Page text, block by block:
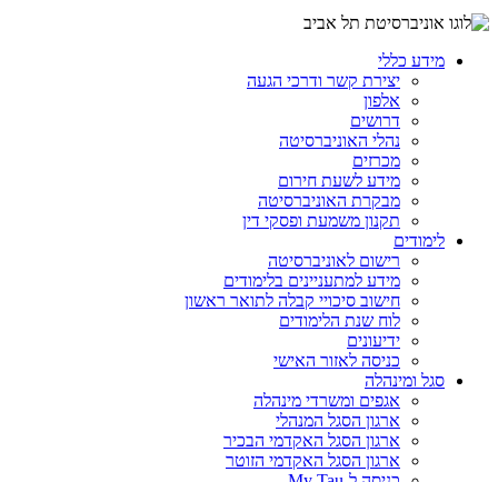
מידע כללי
יצירת קשר ודרכי הגעה
אלפון
דרושים
נהלי האוניברסיטה
מכרזים
מידע לשעת חירום
מבקרת האוניברסיטה
תקנון משמעת ופסקי דין
לימודים
רישום לאוניברסיטה
מידע למתעניינים בלימודים
חישוב סיכויי קבלה לתואר ראשון
לוח שנת הלימודים
ידיעונים
כניסה לאזור האישי
סגל ומינהלה
אגפים ומשרדי מינהלה
ארגון הסגל המנהלי
ארגון הסגל האקדמי הבכיר
ארגון הסגל האקדמי הזוטר